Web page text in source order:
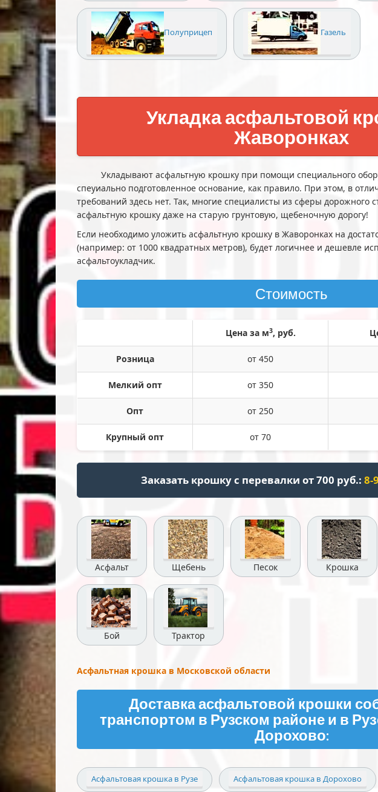
Полуприцеп Газель
Укладка асфальтовой
Жаворонках
Укладывают асфальтную крошку при помощи специального
спеуиально подготовленное основание, как правило. При этом, в
требований здесь нет. Так, многие специалисты из сферы дорожного
асфальтную крошку даже на старую грунтовую, щебеночную дорогу!
Если необходимо уложить асфальтную крошку в Жаворонках на
(например: от 1000 квадратных метров), будет логичнее и дешевле
асфальтоукладчик.
Стоимость
Цена за м3, руб.
Розница от 450
Мелкий опт от 350
Опт от 250
Крупный опт от 70
Заказать крошку с перевалки от 700 руб.: 8-
Асфальт Щебень Песок Крошка
Бой Трактор
Асфальтная крошка в Московской области
Доставка асфальтовой крошки
транспортом в Рузском районе и в
Дорохово:
Асфальтовая крошка в Рузе Асфальтовая крошка в Дорохово